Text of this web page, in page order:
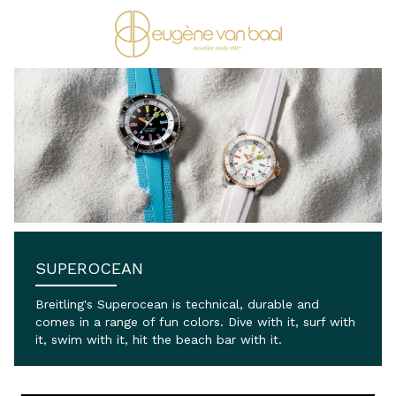
Ga naar de inhoud
SUPEROCEAN
Breitling's Superocean is technical, durable and
comes in a range of fun colors. Dive with it, surf with
it, swim with it, hit the beach bar with it.